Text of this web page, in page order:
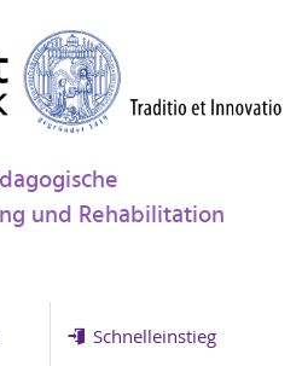
und Rehabilitation
Schnelleinstieg